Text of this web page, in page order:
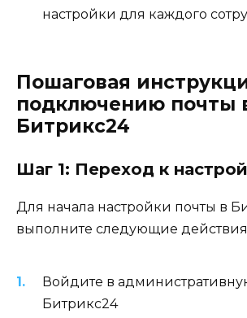
настройки для каждого
Пошаговая
подключению почты
Битрикс24
Шаг 1: Переход к
Для начала настройки почты в
выполните следующие
Войдите в
Битрикс24